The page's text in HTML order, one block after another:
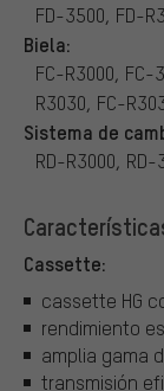
FD-3500, FD-
Biela:
FC-R3000, FC-
R3030, FC-
Sistema de
RD-R3000,
Cassette:
cassette HG
rendimiento
amplia gama
transmisión